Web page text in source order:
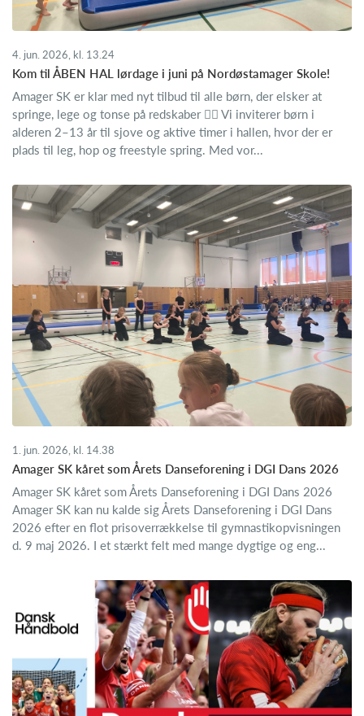
4. jun. 2026, kl. 13.24
Kom til ÅBEN HAL lørdage i juni på Nordøstamager Skole!
Amager SK er klar med nyt tilbud til alle børn, der elsker at
springe, lege og tonse på redskaber 🤸‍♂️ Vi inviterer børn i
alderen 2–13 år til sjove og aktive timer i hallen, hvor der er
plads til leg, hop og freestyle spring. Med vor...
1. jun. 2026, kl. 14.38
Amager SK kåret som Årets Danseforening i DGI Dans 2026
Amager SK kåret som Årets Danseforening i DGI Dans 2026
Amager SK kan nu kalde sig Årets Danseforening i DGI Dans
2026 efter en flot prisoverrækkelse til gymnastikopvisningen
d. 9 maj 2026. I et stærkt felt med mange dygtige og eng...